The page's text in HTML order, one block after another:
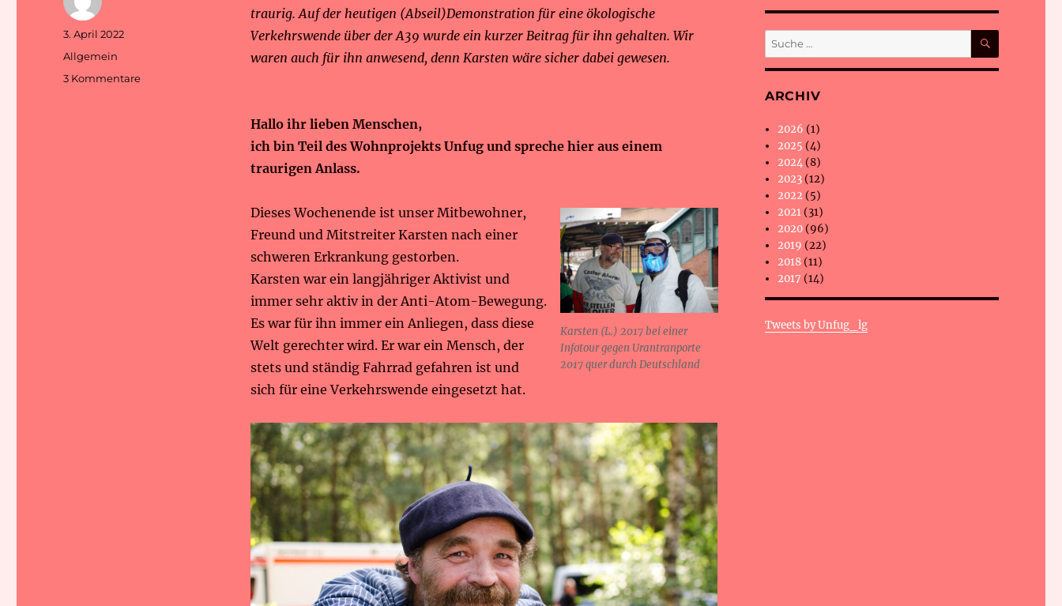
traurig. Auf der heutigen (Abseil)Demonstration für eine ökologische
Verkehrswende über der A39 wurde ein kurzer Beitrag für ihn gehalten. Wir
waren auch für ihn anwesend, denn Karsten wäre sicher dabei gewesen.
Hallo ihr lieben Menschen,
ich bin Teil des Wohnprojekts Unfug und spreche hier aus einem
traurigen Anlass.
Karsten (L.) 2017 bei einer
Infotour gegen Urantranporte
2017 quer durch Deutschland
Dieses Wochenende ist unser Mitbewohner,
Freund und Mitstreiter Karsten nach einer
schweren Erkrankung gestorben.
Karsten war ein langjähriger Aktivist und
immer sehr aktiv in der Anti-Atom-Bewegung.
Es war für ihn immer ein Anliegen, dass diese
Welt gerechter wird. Er war ein Mensch, der
stets und ständig Fahrrad gefahren ist und
sich für eine Verkehrswende eingesetzt hat.
Autor
Veröffentlicht
am
3. April 2022
Kategorien
Allgemein
3 Kommentarezu
Suche
nach:
SUCHEN
ARCHIV
2026 (1)
2025 (4)
2024 (8)
2023 (12)
2022 (5)
2021 (31)
2020 (96)
2019 (22)
2018 (11)
2017 (14)
Tweets by Unfug_lg